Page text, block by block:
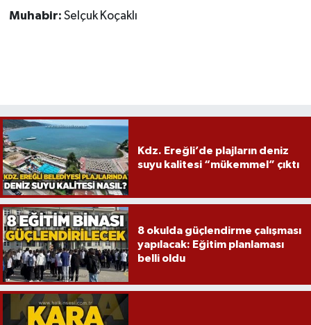
Muhabir: Selçuk Koçaklı
Kdz. Ereğli’de plajların deniz
suyu kalitesi “mükemmel” çıktı
8 okulda güçlendirme çalışması
yapılacak: Eğitim planlaması
belli oldu